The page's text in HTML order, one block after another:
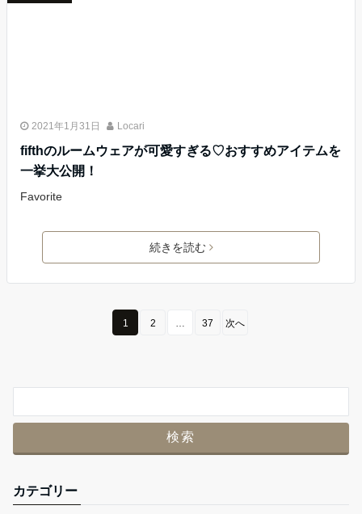
2021年1月31日 Locari
fifthのルームウェアが可愛すぎる♡おすすめアイテムを
一挙大公開！
Favorite
続きを読む
1 2 … 37 次へ
カテゴリー